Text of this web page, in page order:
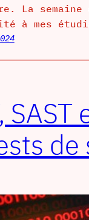
La
à mes
de